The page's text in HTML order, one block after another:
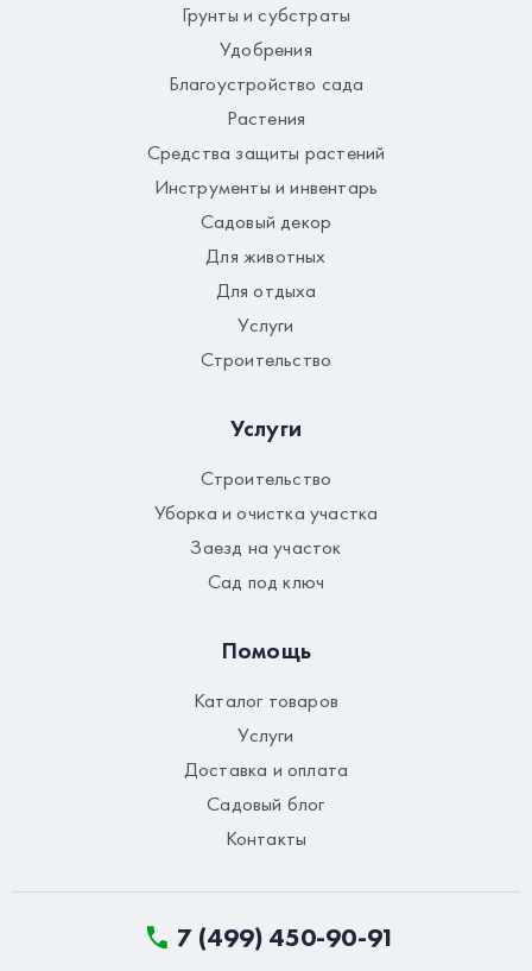
Грунты и субстраты
Удобрения
Благоустройство сада
Растения
Средства защиты растений
Инструменты и инвентарь
Садовый декор
Для животных
Для отдыха
Услуги
Строительство
Услуги
Строительство
Уборка и очистка участка
Заезд на участок
Сад под ключ
Помощь
Каталог товаров
Услуги
Доставка и оплата
Садовый блог
Контакты
7 (499) 450-90-91